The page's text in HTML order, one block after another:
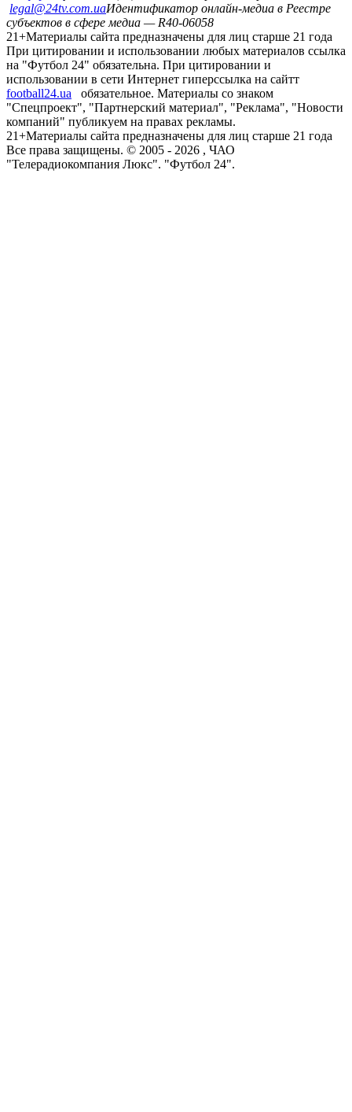
legal@24tv.com.uaИдентификатор онлайн-медиа в Реестре
субъектов в сфере медиа — R40-06058
21+Материалы сайта предназначены для лиц старше 21 года
При цитировании и использовании любых материалов ссылка
на "Футбол 24" обязательна. При цитировании и
использовании в сети Интернет гиперссылка на сайтт
football24.ua
обязательное. Материалы со знаком
"Спецпроект", "Партнерский материал", "Реклама", "Новости
компаний" публикуем на правах рекламы.
21+Материалы сайта предназначены для лиц старше 21 года
Все права защищены. © 2005 - 2026 , ЧАО
"Телерадиокомпания Люкс". "Футбол 24".